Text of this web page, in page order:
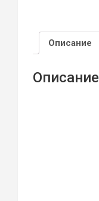
Описание
Описание